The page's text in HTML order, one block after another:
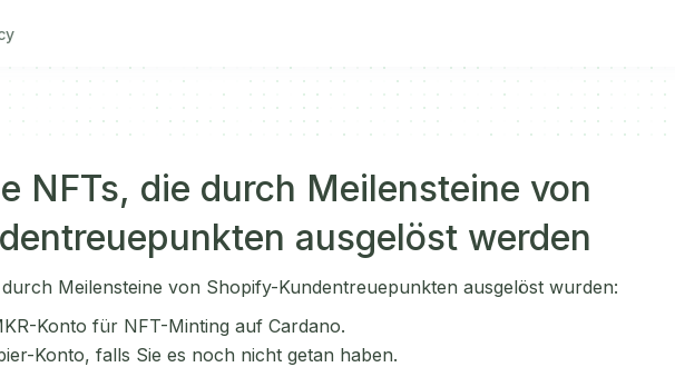
NFTs, die durch Meilensteine von
ausgelöst werden
Meilensteine von Shopify-Kundentreuepunkten ausgelöst wurden:
Konto für NFT-Minting auf Cardano.
Konto, falls Sie es noch nicht getan haben.